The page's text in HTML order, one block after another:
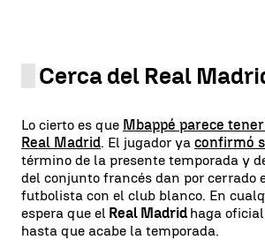
Cerca del Real
Lo cierto es que Mbappé parece
Real Madrid. El jugador ya confirmó
término de la presente temporada y
del conjunto francés dan por cerrado
futbolista con el club blanco. En
espera que el Real Madrid haga
hasta que acabe la temporada.